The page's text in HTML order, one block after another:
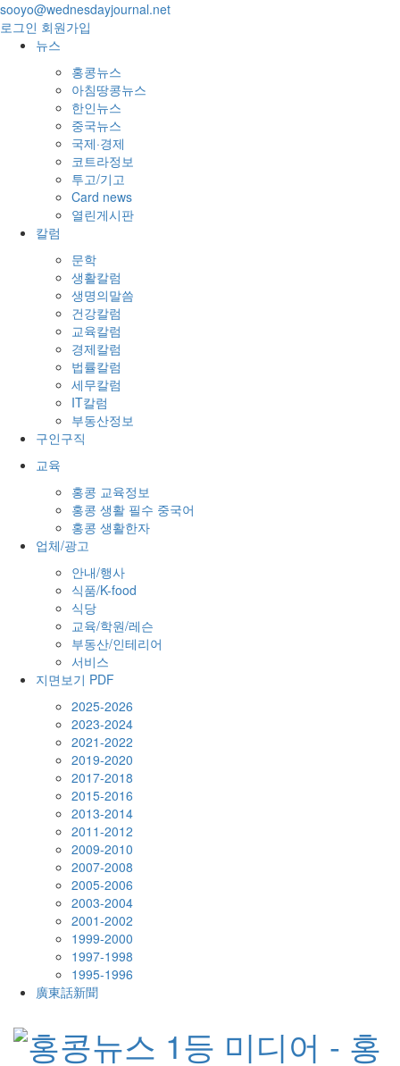
sooyo@wednesdayjournal.net
로그인 회원가입
뉴스
홍콩뉴스
아침땅콩뉴스
한인뉴스
중국뉴스
국제·경제
코트라정보
투고/기고
Card news
열린게시판
칼럼
문학
생활칼럼
생명의말씀
건강칼럼
교육칼럼
경제칼럼
법률칼럼
세무칼럼
IT칼럼
부동산정보
구인구직
교육
홍콩 교육정보
홍콩 생활 필수 중국어
홍콩 생활한자
업체/광고
안내/행사
식품/K-food
식당
교육/학원/레슨
부동산/인테리어
서비스
지면보기 PDF
2025-2026
2023-2024
2021-2022
2019-2020
2017-2018
2015-2016
2013-2014
2011-2012
2009-2010
2007-2008
2005-2006
2003-2004
2001-2002
1999-2000
1997-1998
1995-1996
廣東話新聞